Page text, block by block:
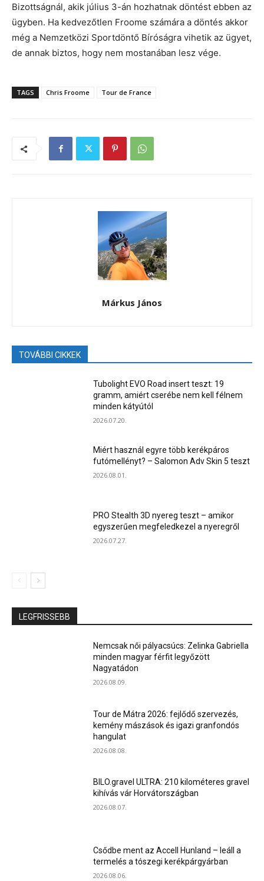
Bizottságnál, akik július 3-án hozhatnak döntést ebben az
ügyben. Ha kedvezőtlen Froome számára a döntés akkor
még a Nemzetközi Sportdöntő Bíróságra vihetik az ügyet,
de annak biztos, hogy nem mostanában lesz vége.
TAGS Chris Froome Tour de France
Márkus János
TOVÁBBI CIKKEK
Tubolight EVO Road insert teszt: 19
gramm, amiért cserébe nem kell félnem
minden kátyútól
2026.07.20.
Miért használ egyre több kerékpáros
futómellényt? – Salomon Adv Skin 5 teszt
2026.08.01.
PRO Stealth 3D nyereg teszt – amikor
egyszerűen megfeledkezel a nyeregről
2026.07.27.
LEGFRISSEBB
Nemcsak női pályacsúcs: Zelinka Gabriella
minden magyar férfit legyőzött
Nagyatádon
2026.08.09.
Tour de Mátra 2026: fejlődő szervezés,
kemény mászások és igazi granfondós
hangulat
2026.08.08.
BILO.gravel ULTRA: 210 kilométeres gravel
kihívás vár Horvátországban
2026.08.07.
Csődbe ment az Accell Hunland – leáll a
termelés a tószegi kerékpárgyárban
2026.08.06.